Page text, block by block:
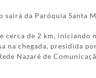
da Paróquia Santa
cerca de 2 km, iniciando
na chegada, presidida
Nazaré de